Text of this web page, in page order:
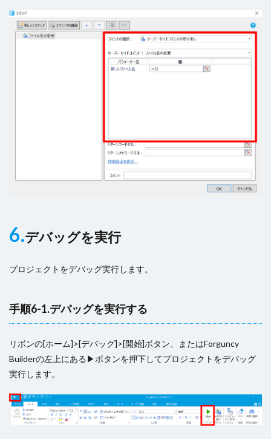
6.デバッグを実行
プロジェクトをデバッグ実行します。
手順6-1.デバッグを実行する
リボンの[ホーム]>[デバッグ]>[開始]ボタン、またはForguncy
Builderの左上にある▶ボタンを押下してプロジェクトをデバッグ
実行します。